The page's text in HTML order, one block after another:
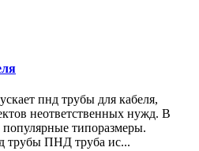
пнд трубы для кабеля,
неответственных нужд. В
типоразмеры.
трубы ПНД труба ис...